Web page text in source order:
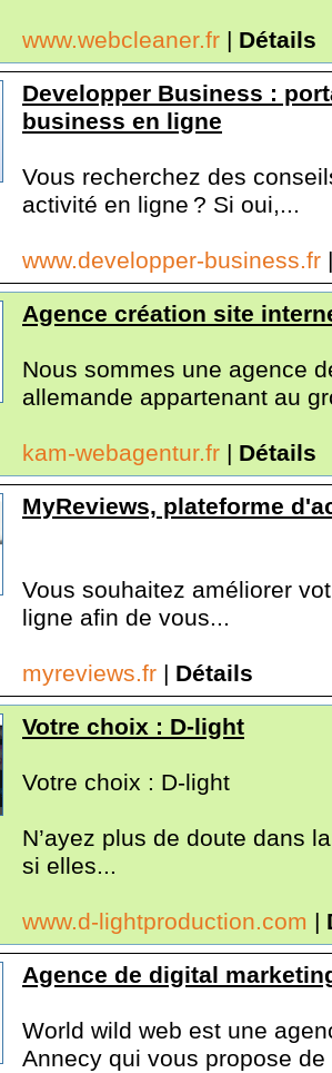
www.webcleaner.fr | Détails
Developper Business :
business en ligne
Vous recherchez des
activité en ligne ? Si oui,...
www.developper-business.fr
Agence création site
Nous sommes une agence
allemande appartenant au
kam-webagentur.fr | Détails
MyReviews, plateforme
Vous souhaitez améliorer
ligne afin de vous...
myreviews.fr | Détails
Votre choix : D-light
Votre choix : D-light
N’ayez plus de doute dans
si elles...
www.d-lightproduction.com |
Agence de digital
World wild web est une
Annecy qui vous propose